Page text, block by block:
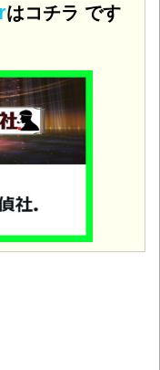
はコチラ です